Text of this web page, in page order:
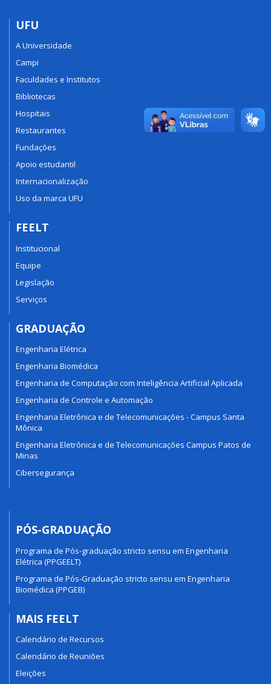
UFU
A Universidade
Campi
Faculdades e Institutos
Bibliotecas
Hospitais
Restaurantes
Fundações
Apoio estudantil
Internacionalização
Uso da marca UFU
FEELT
Institucional
Equipe
Legislação
Serviços
GRADUAÇÃO
Engenharia Elétrica
Engenharia Biomédica
Engenharia de Computação com Inteligência Artificial Aplicada
Engenharia de Controle e Automação
Engenharia Eletrônica e de Telecomunicações - Campus Santa
Mônica
Engenharia Eletrônica e de Telecomunicações Campus Patos de
Minas
Cibersegurança
PÓS-GRADUAÇÃO
Programa de Pós-graduação stricto sensu em Engenharia
Elétrica (PPGEELT)
Programa de Pós-Graduação stricto sensu em Engenharia
Biomédica (PPGEB)
MAIS FEELT
Calendário de Recursos
Calendário de Reuniões
Eleições